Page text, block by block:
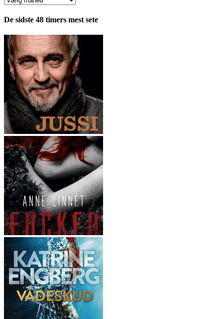
pr.
De sidste 48 timers mest sete